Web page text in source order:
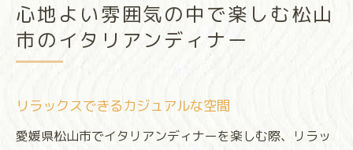
心地よい雰囲気の中で楽しむ松山
市のイタリアンディナー
リラックスできるカジュアルな空間
愛媛県松山市でイタリアンディナーを楽しむ際、リラッ